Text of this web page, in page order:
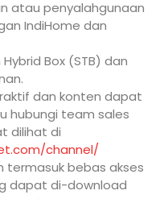
atau penyalahgunaan
IndiHome dan
Box (STB) dan
dan konten dapat
hubungi team sales
dilihat di
channel/
termasuk bebas akses
dapat di-download